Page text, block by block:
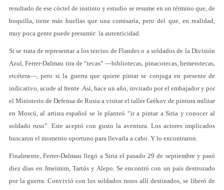
resultado de ese cóctel de instinto y estudio se resume en un término que, de
boquilla, tiene más huellas que una comisaría, pero del que, en realidad,
muy poca gente puede presumir: la autenticidad.
Si se trata de representar a los tercios de Flandes o a soldados de la División
Azul, Ferrer-Dalmau tira de “tecas” —bibliotecas, pinacotecas, hemerotecas,
etcétera—, pero si la guerra que quiere pintar se conjuga en presente de
indicativo, acude al frente. Así, hace un año, invitado por el embajador y por
el Ministerio de Defensa de Rusia a visitar el taller Grékov de pintura militar
en Moscú, al artista español se le planteó “ir a pintar a Siria y conocer al
soldado ruso”. Este aceptó con gusto la aventura. Los actores implicados
buscaron el momento oportuno para llevarla a cabo. Y lo encontraron.
Finalmente, Ferrer-Dalmau llegó a Siria el pasado 29 de septiembre y pasó
diez días en Jmeimim, Tartús y Alepo. Se encontró con un país destrozado
por la guerra. Convivió con los soldados rusos allí destinados, se liberó de